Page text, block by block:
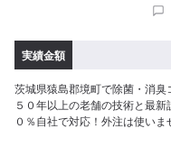
実績金額
茨城県猿島郡境町で除菌・消臭
５０年以上の老舗の技術と最新
０％自社で対応！外注は使い